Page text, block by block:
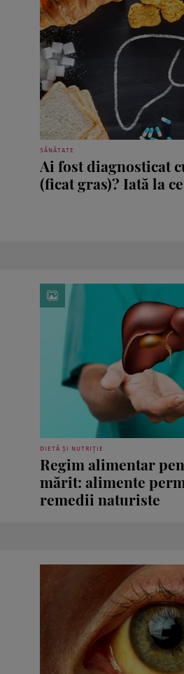
SĂNĂTATE
Ai fost diagnosticat
(ficat gras)? Iată la
DIETĂ ȘI NUTRIȚIE
Regim alimentar
mărit: alimente
remedii naturiste